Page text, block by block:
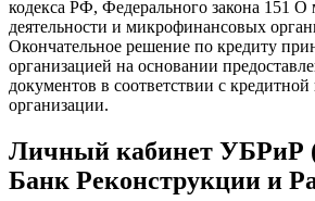
кодекса РФ, Федерального закона 151
деятельности и микрофинансовых
Окончательное решение по кредиту
организацией на основании
документов в соответствии с
организации.
Личный кабинет УБРиР
Банк Реконструкции и